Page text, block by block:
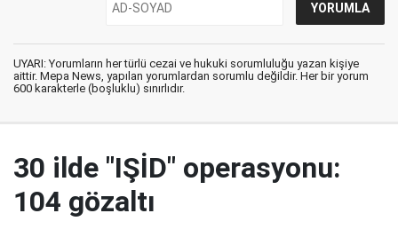
UYARI: Yorumların her türlü cezai ve hukuki sorumluluğu yazan kişiye
aittir. Mepa News, yapılan yorumlardan sorumlu değildir. Her bir yorum
600 karakterle (boşluklu) sınırlıdır.
30 ilde "IŞİD" operasyonu:
104 gözaltı